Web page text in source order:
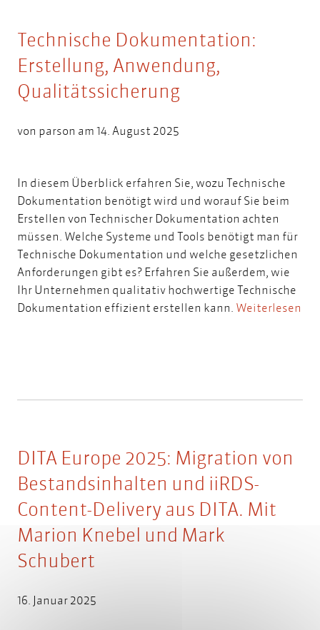
Technische Dokumentation:
Erstellung, Anwendung,
Qualitätssicherung
von parson am 14. August 2025
In diesem Überblick erfahren Sie, wozu Technische
Dokumentation benötigt wird und worauf Sie beim
Erstellen von Technischer Dokumentation achten
müssen. Welche Systeme und Tools benötigt man für
Technische Dokumentation und welche gesetzlichen
Anforderungen gibt es? Erfahren Sie außerdem, wie
Ihr Unternehmen qualitativ hochwertige Technische
Dokumentation effizient erstellen kann. Weiterlesen
DITA Europe 2025: Migration von
Bestandsinhalten und iiRDS-
Content-Delivery aus DITA. Mit
Marion Knebel und Mark
Schubert
16. Januar 2025